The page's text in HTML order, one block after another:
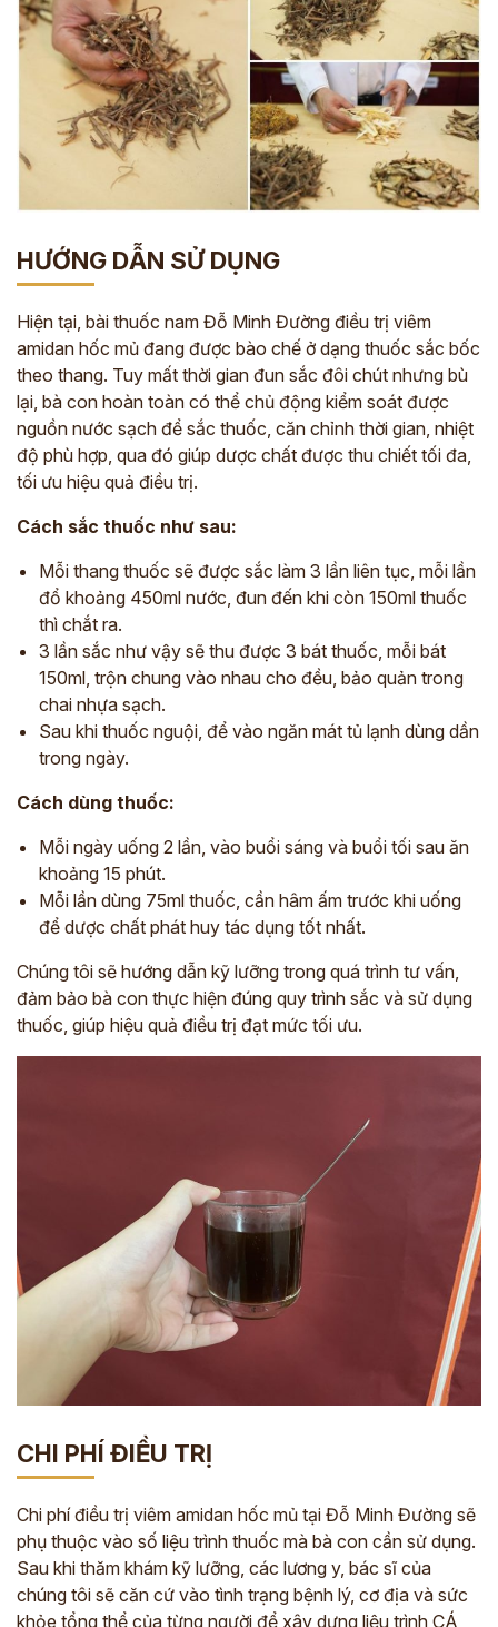
HƯỚNG DẪN SỬ DỤNG
Hiện tại, bài thuốc nam Đỗ Minh Đường điều trị viêm
amidan hốc mủ đang được bào chế ở dạng thuốc sắc bốc
theo thang. Tuy mất thời gian đun sắc đôi chút nhưng bù
lại, bà con hoàn toàn có thể chủ động kiểm soát được
nguồn nước sạch để sắc thuốc, căn chỉnh thời gian, nhiệt
độ phù hợp, qua đó giúp dược chất được thu chiết tối đa,
tối ưu hiệu quả điều trị.
Cách sắc thuốc như sau:
Mỗi thang thuốc sẽ được sắc làm 3 lần liên tục, mỗi lần
đổ khoảng 450ml nước, đun đến khi còn 150ml thuốc
thì chắt ra.
3 lần sắc như vậy sẽ thu được 3 bát thuốc, mỗi bát
150ml, trộn chung vào nhau cho đều, bảo quản trong
chai nhựa sạch.
Sau khi thuốc nguội, để vào ngăn mát tủ lạnh dùng dần
trong ngày.
Cách dùng thuốc:
Mỗi ngày uống 2 lần, vào buổi sáng và buổi tối sau ăn
khoảng 15 phút.
Mỗi lần dùng 75ml thuốc, cần hâm ấm trước khi uống
để dược chất phát huy tác dụng tốt nhất.
Chúng tôi sẽ hướng dẫn kỹ lưỡng trong quá trình tư vấn,
đảm bảo bà con thực hiện đúng quy trình sắc và sử dụng
thuốc, giúp hiệu quả điều trị đạt mức tối ưu.
CHI PHÍ ĐIỀU TRỊ
Chi phí điều trị viêm amidan hốc mủ tại Đỗ Minh Đường sẽ
phụ thuộc vào số liệu trình thuốc mà bà con cần sử dụng.
Sau khi thăm khám kỹ lưỡng, các lương y, bác sĩ của
chúng tôi sẽ căn cứ vào tình trạng bệnh lý, cơ địa và sức
khỏe tổng thể của từng người để xây dựng liệu trình CÁ